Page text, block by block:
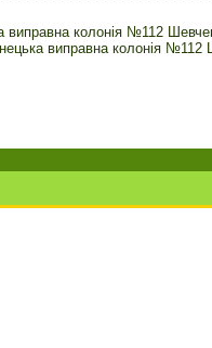
виправна колонія №112
виправна колонія №112